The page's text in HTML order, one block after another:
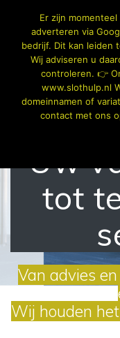
Uw
tot
Van advies
Wij houden
Er zijn
adverteren via
bedrijf. Dit kan leiden
Wij adviseren u
controleren. 👉
www.slothulp.nl
domeinnamen of
contact met ons